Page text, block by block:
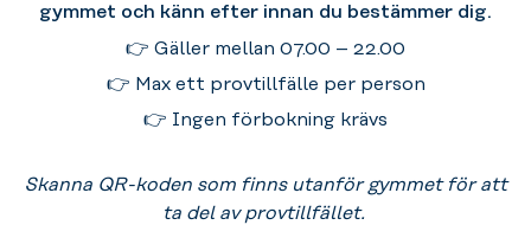
gymmet och känn efter innan du bestämmer dig.
👉 Gäller mellan 07.00 – 22.00
👉 Max ett provtillfälle per person
👉 Ingen förbokning krävs
Skanna QR-koden som finns utanför gymmet för att
ta del av provtillfället.